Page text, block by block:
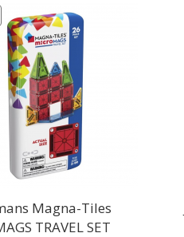
Magna-Tiles
TRAVEL SET